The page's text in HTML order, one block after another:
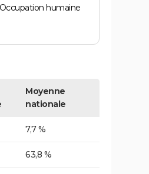
Occupation humaine
Moyenne
nationale
7,7 %
63,8 %